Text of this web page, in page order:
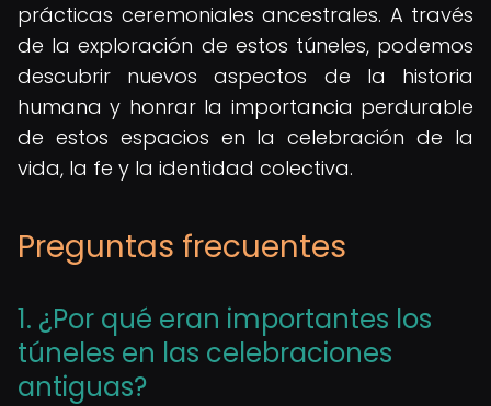
prácticas ceremoniales ancestrales. A través
de la exploración de estos túneles, podemos
descubrir nuevos aspectos de la historia
humana y honrar la importancia perdurable
de estos espacios en la celebración de la
vida, la fe y la identidad colectiva.
Preguntas frecuentes
1. ¿Por qué eran importantes los
túneles en las celebraciones
antiguas?